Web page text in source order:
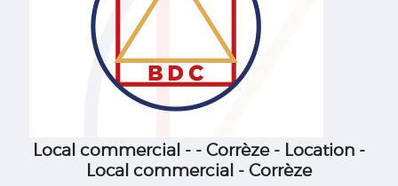
Local commercial - - Corrèze - Location -
Local commercial - Corrèze